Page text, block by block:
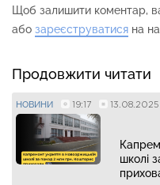
Щоб залишити коментар,
або зареєструватися на
Продовжити читати
НОВИНИ 19:17 13.08.2025
школі